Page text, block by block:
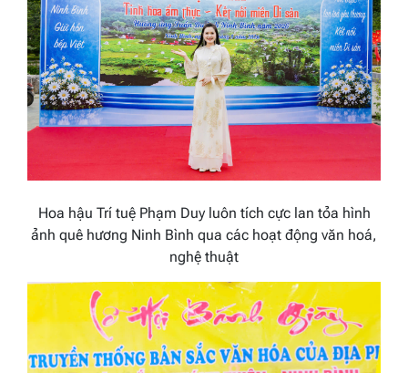
Hoa hậu Trí tuệ Phạm Duy luôn tích cực lan tỏa hình
ảnh quê hương Ninh Bình qua các hoạt động văn hoá,
nghệ thuật